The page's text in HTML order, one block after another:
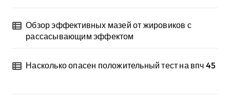
Обзор эффективных мазей от жировиков с
рассасывающим эффектом
Насколько опасен положительный тест на впч 45